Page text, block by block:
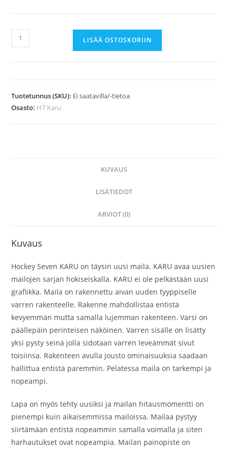
H7
Karu,
määrä
LISÄÄ OSTOSKORIIN
Tuotetunnus (SKU): Ei saatavilla/-tietoa
Osasto: H7 Karu
KUVAUS
LISÄTIEDOT
ARVIOT (0)
Kuvaus
Hockey Seven KARU on täysin uusi maila. KARU avaa uusien
mailojen sarjan hokiseiskalla. KARU ei ole pelkästään uusi
grafiikka. Maila on rakennettu aivan uuden tyyppiselle
varren rakenteelle. Rakenne mahdollistaa entistä
kevyemmän mutta samalla lujemman rakenteen. Varsi on
päällepäin perinteisen näköinen. Varren sisälle on lisätty
yksi pysty seinä jolla sidotaan varren leveämmät sivut
toisiinsa. Rakenteen avulla jousto ominaisuuksia saadaan
hallittua entistä paremmin. Pelatessa maila on tarkempi ja
nopeampi.
Lapa on myös tehty uusiksi ja mailan hitausmomentti on
pienempi kuin aikaisemmissa mailoissa. Mailaa pystyy
siirtämään entistä nopeammin samalla voimalla ja siten
harhautukset ovat nopeampia. Mailan painopiste on